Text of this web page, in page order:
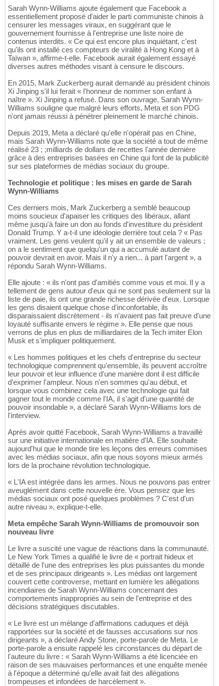
Sarah Wynn-Williams ajoute également que Facebook a
essentiellement proposé d'aider le parti communiste chinois à
censurer les messages viraux, en suggérant que le
gouvernement fournisse à l'entreprise une liste noire de
contenus interdits. « Ce qui est encore plus inquiétant, c'est
qu'ils ont installé ces compteurs de viralité à Hong Kong et à
Taïwan », affirme-t-elle. Facebook aurait également essayé
diverses autres méthodes visant à censure le discours.
En 2015, Mark Zuckerberg aurait demandé au président chinois
Xi Jinping s'il lui ferait « l'honneur de nommer son enfant à
naître ». Xi Jinping a refusé. Dans son ouvrage, Sarah Wynn-
Williams souligne que malgré leurs efforts, Meta et son PDG
n'ont jamais réussi à pénétrer pleinement le marché chinois.
Depuis 2019, Meta a déclaré qu'elle n'opérait pas en Chine,
mais Sarah Wynn-Williams note que la société a tout de même
réalisé 23 ; ;milliards de dollars de recettes l'année dernière
grâce à des entreprises basées en Chine qui font de la publicité
sur ses plateformes de médias sociaux du groupe.
Technologie et politique : les mises en garde de Sarah
Wynn-Williams
Ces derniers mois, Mark Zuckerberg a semblé beaucoup
moins soucieux d'apaiser les critiques des libéraux, allant
même jusqu'à faire un don au fonds d'investiture du président
Donald Trump. Y a-t-il une idéologie derrière tout cela ? « Pas
vraiment. Les gens veulent qu'il y ait un ensemble de valeurs ;
on a le sentiment que quelqu'un qui a accumulé autant de
pouvoir devrait en avoir. Mais il n'y a rien... à part l'argent », a
répondu Sarah Wynn-Williams.
Elle ajoute : « ils n'ont pas d'amitiés comme vous et moi. Il y a
tellement de gens autour d'eux qui ne sont pas seulement sur la
liste de paie, ils ont une grande richesse dérivée d'eux. Lorsque
les gens disaient quelque chose d'inconfortable, ils
disparaissaient discrètement - ils n'avaient pas fait preuve d'une
loyauté suffisante envers le régime ». Elle pense que nous
verrons de plus en plus de milliardaires de la Tech imiter Elon
Musk et s'impliquer politiquement.
« Les hommes politiques et les chefs d'entreprise du secteur
technologique comprennent qu'ensemble, ils peuvent accroître
leur pouvoir et leur influence d'une manière dont il est difficile
d'exprimer l'ampleur. Nous n'en sommes qu'au début, et
lorsque vous combinez cela avec une technologie qui fait
gagner tout le monde comme l'IA, il s'agit d'une quantité de
pouvoir insondable », a déclaré Sarah Wynn-Williams lors de
l'interview.
Après avoir quitté Facebook, Sarah Wynn-Williams a travaillé
sur une initiative internationale en matière d'IA. Elle souhaite
aujourd'hui que le monde tire les leçons des erreurs commises
avec les médias sociaux, afin que nous soyons mieux armés
lors de la prochaine révolution technologique.
« L'IA est intégrée dans les armes. Nous ne pouvons pas entrer
aveuglément dans cette nouvelle ère. Vous pensez que les
médias sociaux ont posé quelques problèmes ? C'est d'un
autre niveau », explique-t-elle.
Meta empêche Sarah Wynn-Williams de promouvoir son
nouveau livre
Le livre a suscité une vague de réactions dans la communauté.
Le New York Times a qualifié le livre de « portrait hideux et
détaillé de l'une des entreprises les plus puissantes du monde
et de ses principaux dirigeants ». Les médias ont largement
couvert cette controverse, mettant en lumière les allégations
incendiaires de Sarah Wynn-Williams concernant des
comportements inappropriés au sein de l'entreprise et des
décisions stratégiques discutables.
« Le livre est un mélange d'affirmations caduques et déjà
rapportées sur la société et de fausses accusations sur nos
dirigeants », a déclaré Andy Stone, porte-parole de Meta. Le
porte-parole a ensuite rappelé les circonstances du départ de
l'auteure du livre : « Sarah Wynn-Williams a été licenciée en
raison de ses mauvaises performances et une enquête menée
à l'époque a déterminé qu'elle avait fait des allégations
trompeuses et infondées de harcèlement ».